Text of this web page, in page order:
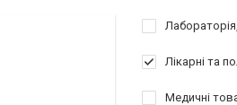
Лікарні та
Медичні